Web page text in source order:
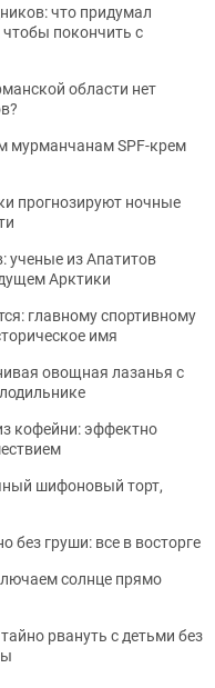
что придумал
покончить с
области нет
мурманчанам SPF-крем
прогнозируют ночные
ученые из Апатитов
Арктики
главному спортивному
имя
овощная лазанья с
кофейни: эффектно
шифоновый торт,
без груши: все в восторге
солнце прямо
рвануть с детьми без